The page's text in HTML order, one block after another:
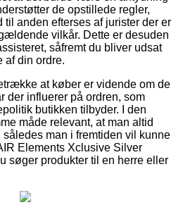
de opstillede regler,
til anden efterses af jurister der er
vilkår. Dette er desuden
såfremt du bliver udsat
af din ordre.
at køber er vidende om de
der influerer på ordren, som
butikken tilbyder. I den
måde relevant, at man altid
man i fremtiden vil kunne
Elements Xclusive Silver
søger produkter til en herre eller